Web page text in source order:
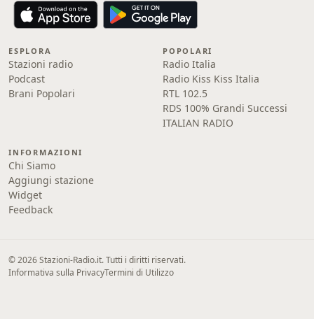
ESPLORA
Stazioni radio
Podcast
Brani Popolari
POPOLARI
Radio Italia
Radio Kiss Kiss Italia
RTL 102.5
RDS 100% Grandi Successi
ITALIAN RADIO
INFORMAZIONI
Chi Siamo
Aggiungi stazione
Widget
Feedback
© 2026 Stazioni-Radio.it. Tutti i diritti riservati.
Informativa sulla PrivacyTermini di Utilizzo